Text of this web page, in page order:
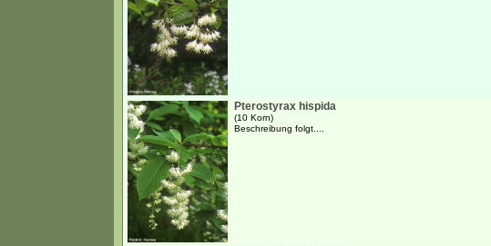
Pterostyrax hispida
(10 Korn)
Beschreibung folgt....